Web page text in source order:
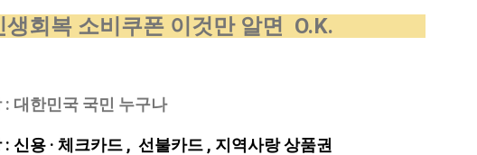
회복 소비쿠폰 이것만 알면 O.K.
대한민국 국민 누구나
신용 · 체크카드 , 선불카드 , 지역사랑 상품권